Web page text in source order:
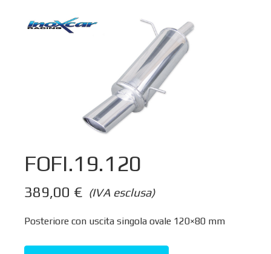
FOFI.19.120
(IVA esclusa)
389,00 €
Posteriore con uscita singola ovale 120×80 mm